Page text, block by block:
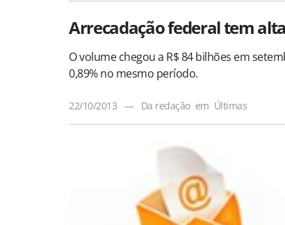
Arrecadação federal tem
O volume chegou a R$ 84 bilhões em
0,89% no mesmo período.
22/10/2013 — Da redação em Últimas